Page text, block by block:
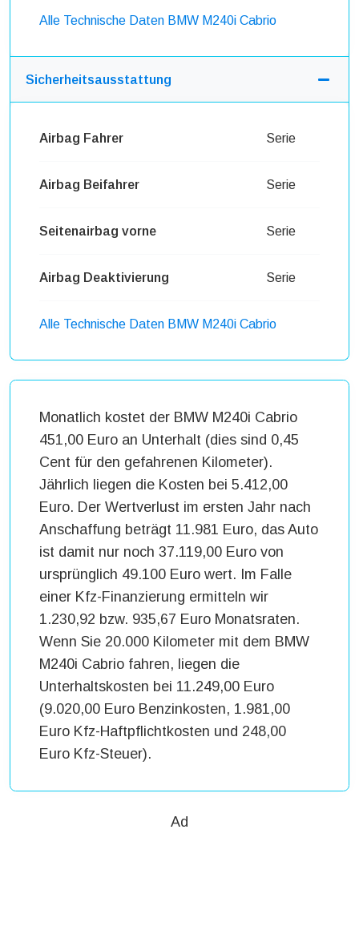
Alle Technische Daten BMW M240i Cabrio
Sicherheitsausstattung
Airbag Fahrer Serie
Airbag Beifahrer Serie
Seitenairbag vorne Serie
Airbag Deaktivierung Serie
Alle Technische Daten BMW M240i Cabrio
Monatlich kostet der BMW M240i Cabrio
451,00 Euro an Unterhalt (dies sind 0,45
Cent für den gefahrenen Kilometer).
Jährlich liegen die Kosten bei 5.412,00
Euro. Der Wertverlust im ersten Jahr nach
Anschaffung beträgt 11.981 Euro, das Auto
ist damit nur noch 37.119,00 Euro von
ursprünglich 49.100 Euro wert. Im Falle
einer Kfz-Finanzierung ermitteln wir
1.230,92 bzw. 935,67 Euro Monatsraten.
Wenn Sie 20.000 Kilometer mit dem BMW
M240i Cabrio fahren, liegen die
Unterhaltskosten bei 11.249,00 Euro
(9.020,00 Euro Benzinkosten, 1.981,00
Euro Kfz-Haftpflichtkosten und 248,00
Euro Kfz-Steuer).
Ad